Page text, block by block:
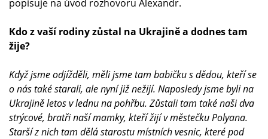
popisuje na úvod rozhovoru Alexandr.
Kdo z vaší rodiny zůstal na Ukrajině a dodnes tam
žije?
Když jsme odjížděli, měli jsme tam babičku s dědou, kteří se
o nás také starali, ale nyní již nežijí. Naposledy jsme byli na
Ukrajině letos v lednu na pohřbu. Zůstali tam také naši dva
strýcové, bratři naší mamky, kteří žijí v městečku Polyana.
Starší z nich tam dělá starostu místních vesnic, které pod